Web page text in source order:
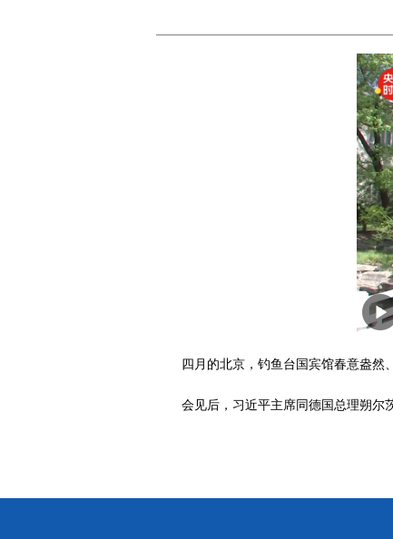
四月的北京，钓鱼台国宾馆春意盎然
会见后，习近平主席同德国总理朔尔